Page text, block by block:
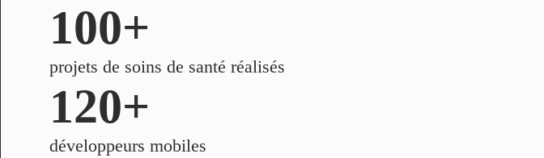
100+
projets de soins de santé réalisés
120+
développeurs mobiles